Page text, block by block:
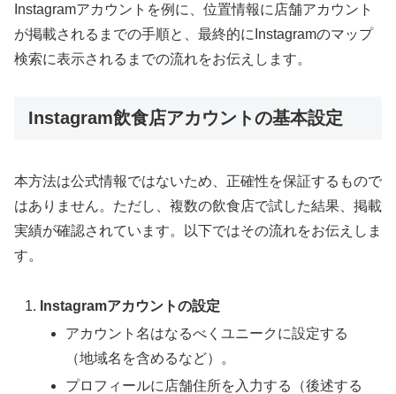
Instagramアカウントを例に、位置情報に店舗アカウント
が掲載されるまでの手順と、最終的にInstagramのマップ
検索に表示されるまでの流れをお伝えします。
Instagram飲食店アカウントの基本設定
本方法は公式情報ではないため、正確性を保証するもので
はありません。ただし、複数の飲食店で試した結果、掲載
実績が確認されています。以下ではその流れをお伝えしま
す。
Instagramアカウントの設定
アカウント名はなるべくユニークに設定する
（地域名を含めるなど）。
プロフィールに店舗住所を入力する（後述する